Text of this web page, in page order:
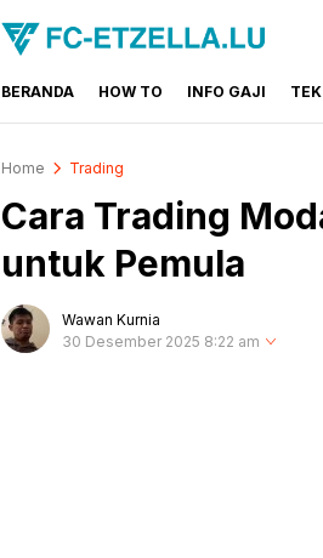
FC-ETZELLA.LU
Share & Learn The World
BERANDA HOW TO INFO GAJI
Home Trading
Cara Trading
untuk Pemula
Wawan Kurnia
30 Desember 2025 8:22 am